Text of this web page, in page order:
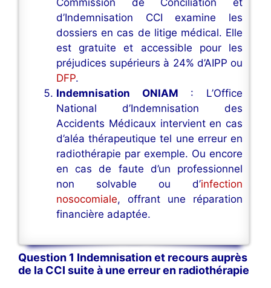
Commission de Conciliation et
d’Indemnisation CCI examine les
dossiers en cas de litige médical. Elle
est gratuite et accessible pour les
préjudices supérieurs à 24% d’AIPP ou
DFP.
Indemnisation ONIAM : L’Office
National d’Indemnisation des
Accidents Médicaux intervient en cas
d’aléa thérapeutique tel une erreur en
radiothérapie par exemple. Ou encore
en cas de faute d’un professionnel
non solvable ou d’infection
nosocomiale, offrant une réparation
financière adaptée.
Question 1 Indemnisation et recours auprès
de la CCI suite à une erreur en radiothérapie